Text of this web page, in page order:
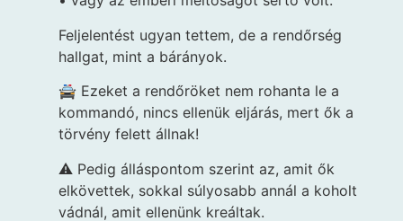
Feljelentést ugyan tettem, de a rendőrség
hallgat, mint a bárányok.
🚔 Ezeket a rendőröket nem rohanta le a
kommandó, nincs ellenük eljárás, mert ők a
törvény felett állnak!
⚠️ Pedig álláspontom szerint az, amit ők
elkövettek, sokkal súlyosabb annál a koholt
vádnál, amit ellenünk kreáltak.